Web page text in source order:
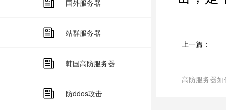
国外服务器
站群服务器
韩国高防服务器
防ddos攻击
上一篇：
高防服务器